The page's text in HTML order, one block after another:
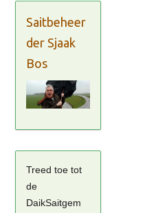
Saitbeheer
der Sjaak
Bos
Treed toe tot
de
DaikSaitgem